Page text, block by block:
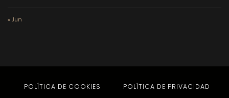
« Jun
POLÍTICA DE COOKIES POLÍTICA DE PRIVACIDAD